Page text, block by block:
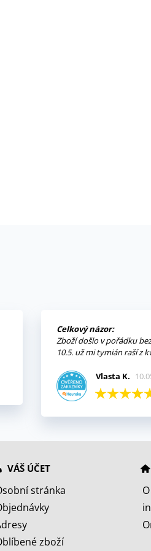
Celkový názor:
Zboží došlo v pořádku
10.5. už mi tymián raší z
Vlasta K.
VÁŠ ÚČET
stránka
zboží